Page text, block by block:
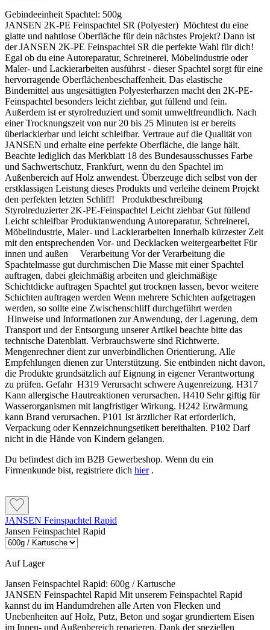
Aluminium, Kupfer und Hart-PVC
Nach der vorgeschriebenen Untergrundvorbereitung
einmal mit Capalac AllGrund grundieren.
Anschließend je nach System eine Zwischen- und
Schlussbeschichtung mit einem geeigneten Capalac
Lack ausführen.
Sonderfall Zink und verzinkter Stahl:
Vor nachfolgenden Alkydharzdecklacken müssen
Zinkblech und verzinkter Stahl besonders sorgfältig
vorbereitet werden. Caparol schreibt hier mindestens
zwei Beschichtungen mit Capalac AllGrund vor, damit
entstehendes Zinkoxid die Haftung des Decklacks
nicht beeinträchtigt. Alternativ kommen Capalac 2K-
EP-Haftgrund oder Disbon 481 EP-Uniprimer infrage.
Verbrauch und Reichweite
Streichen
Auf senkrechten Flächen ca. 90–100 ml/m² je Auftrag.
Ein Liter reicht rechnerisch für ungefähr 10–11 m² bei
einer Beschichtung.
Rollen
Auf senkrechten Flächen ca. 80–90 ml/m² je Auftrag.
Ein Liter reicht rechnerisch für ungefähr 11–12,5 m²
bei einer Beschichtung.
Waagerechte Flächen
Beim Streichen oder Rollen ca. 110 ml/m² je Auftrag.
Beim Spritzen liegt der Richtverbrauch je nach Verfahren und
Bauteillage bei etwa 120–170 ml/m². Untergrund, Form,
tatsächlichen Materialbedarf. Exakte Werte lassen sich nur
durch eine Probebeschichtung ermitteln.
Verarbeitung und Trocknung
Im Innenbereich ist normalerweise eine Grundbeschichtung
mit Capalac AllGrund vorgesehen.
Im Außenbereich werden für den Korrosionsschutz zwei
Grundbeschichtungen mit Capalac AllGrund ausgeführt.
Aluminium, Kupfer und Hart-PVC
Nach der vorgeschriebenen Untergrundvorbereitung einmal
mit Capalac AllGrund grundieren.
Anschließend je nach System eine Zwischen- und
Schlussbeschichtung mit einem geeigneten Capalac Lack
ausführen.
Sonderfall Zink und verzinkter Stahl:
Vor nachfolgenden Alkydharzdecklacken müssen Zinkblech
und verzinkter Stahl besonders sorgfältig vorbereitet werden.
Caparol schreibt hier mindestens zwei Beschichtungen mit
Capalac AllGrund vor, damit entstehendes Zinkoxid die
Haftung des Decklacks nicht beeinträchtigt. Alternativ
kommen Capalac 2K-EP-Haftgrund oder Disbon 481 EP-
Uniprimer infrage.
Verbrauch und Reichweite
Streichen
Auf senkrechten Flächen ca. 90–100 ml/m² je Auftrag.
Ein Liter reicht rechnerisch für ungefähr 10–11 m² bei einer
Beschichtung.
Rollen
Ein Liter reicht rechnerisch für ungefähr 11–12,5 m² bei einer
Beschichtung.
Ein Liter reicht rechnerisch für ungefähr 9 m² bei einer
Beschichtung.
Gebindeeinheit Spachtel: 500g
JANSEN 2K-PE Feinspachtel SR (Polyester) Möchtest du eine
glatte und nahtlose Oberfläche für dein nächstes Projekt? Dann ist
der JANSEN 2K-PE Feinspachtel SR die perfekte Wahl für dich!
Egal ob du eine Autoreparatur, Schreinerei, Möbelindustrie oder
Maler- und Lackierarbeiten ausführst - dieser Spachtel sorgt für eine
hervorragende Oberflächenbeschaffenheit. Das elastische
Bindemittel aus ungesättigten Polyesterharzen macht den 2K-PE-
Feinspachtel besonders leicht ziehbar, gut füllend und fein.
Außerdem ist er styrolreduziert und somit umweltfreundlich. Nach
einer Trocknungszeit von nur 20 bis 25 Minuten ist er bereits
überlackierbar und leicht schleifbar. Vertraue auf die Qualität von
JANSEN und erhalte eine perfekte Oberfläche, die lange hält.
Beachte lediglich das Merkblatt 18 des Bundesausschusses Farbe
und Sachwertschutz, Frankfurt, wenn du den Spachtel im
Außenbereich auf Holz anwendest. Überzeuge dich selbst von der
erstklassigen Leistung dieses Produkts und verleihe deinem Projekt
den perfekten letzten Schliff! Produktbeschreibung
Styrolreduzierter 2K-PE-Feinspachtel Leicht ziehbar Gut füllend
Leicht schleifbar Produktanwendung Autoreparatur, Schreinerei,
Möbelindustrie, Maler- und Lackierarbeiten Innerhalb kürzester Zeit
mit den entsprechenden Vor- und Decklacken weitergearbeitet Für
innen und außen Verarbeitung Vor der Verarbeitung die
Spachtelmasse gut durchmischen Die Masse mit einer Spachtel
auftragen, dabei gleichmäßig arbeiten und gleichmäßige
Schichtdicke auftragen Spachtel gut trocknen lassen, bevor weitere
Schichten auftragen werden Wenn mehrere Schichten aufgetragen
werden, so sollte eine Zwischenschliff durchgeführt werden
Hinweise und Informationen zur Anwendung, der Lagerung, dem
Transport und der Entsorgung unserer Artikel beachte bitte das
technische Datenblatt. Verbrauchswerte sind Richtwerte.
Mengenrechner dient zur unverbindlichen Orientierung. Alle
Empfehlungen dienen zur Unterstützung. Sie entbinden nicht davon,
die Produkte grundsätzlich auf Eignung in eigener Verantwortung
zu prüfen. Gefahr H319 Verursacht schwere Augenreizung. H317
Kann allergische Hautreaktionen verursachen. H410 Sehr giftig für
Wasserorganismen mit langfristiger Wirkung. H242 Erwärmung
kann Brand verursachen. P101 Ist ärztlicher Rat erforderlich,
Verpackung oder Kennzeichnungsetikett bereithalten. P102 Darf
nicht in die Hände von Kindern gelangen.
Du befindest dich im B2B Gewerbeshop. Wenn du ein
Firmenkunde bist, registriere dich hier.
JANSEN Feinspachtel Rapid
Jansen Feinspachtel Rapid
Auf Lager
Jansen Feinspachtel Rapid: 600g / Kartusche
JANSEN Feinspachtel Rapid Mit unserem Feinspachtel Rapid
kannst du im Handumdrehen alle Arten von Flecken und
Unebenheiten auf Holz, Putz, Beton und sogar grundiertem Eisen
im Innen- und Außenbereich reparieren. Dank der speziellen